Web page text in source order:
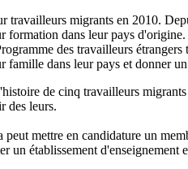
migrants en 2010.
formation dans leur pays
des travailleurs
dans leur pays et donner
de cinq travailleurs
des leurs.
mettre en candidature un
un établissement